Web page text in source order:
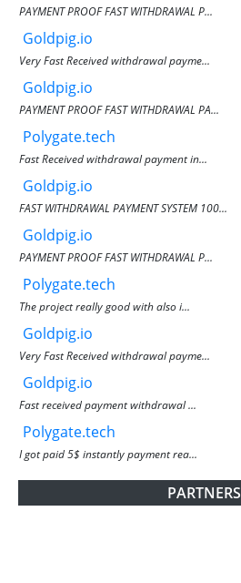
PAYMENT PROOF FAST WITHDRAWAL P...
Goldpig.io
Very Fast Received withdrawal payme...
Goldpig.io
PAYMENT PROOF FAST WITHDRAWAL PA...
Polygate.tech
Fast Received withdrawal payment in...
Goldpig.io
FAST WITHDRAWAL PAYMENT SYSTEM 100...
Goldpig.io
PAYMENT PROOF FAST WITHDRAWAL P...
Polygate.tech
The project really good with also i...
Goldpig.io
Very Fast Received withdrawal payme...
Goldpig.io
Fast received payment withdrawal ...
Polygate.tech
I got paid 5$ instantly payment rea...
PARTNERS